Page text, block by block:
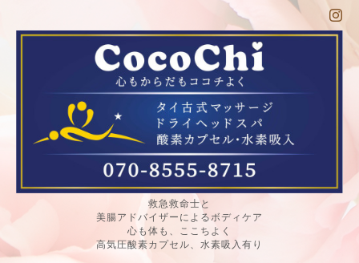
救急救命士と
美腸アドバイザーによるボディケア
心も体も、ここちよく
高気圧酸素カプセル、水素吸入有り